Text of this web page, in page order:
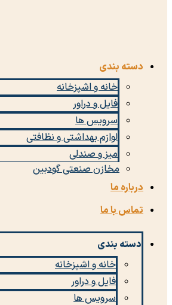
دسته بندی
خانه و اشپزخانه
فایل و دراور
سرویس ها
لوازم بهداشتی و نظافتی
میز و صندلی
مخازن صنعتی گودبین
درباره ما
تماس با ما
دسته بندی
خانه و اشپزخانه
فایل و دراور
سرویس ها